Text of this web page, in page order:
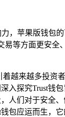
，苹果版钱包
易等方面更安全
越来越多投资
入探究Trust钱
人们对于安全
包应运而生，